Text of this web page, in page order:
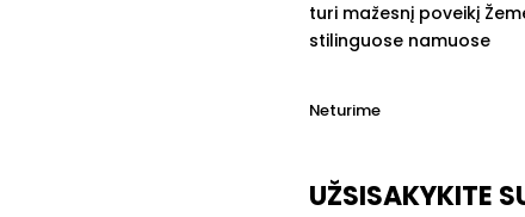
turi mažesnį poveikį
stilinguose namuose
Neturime
UŽSISAKYKITE